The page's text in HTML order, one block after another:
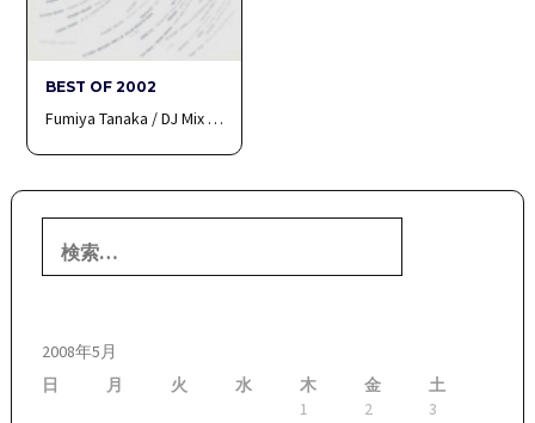
BEST OF 2002
Fumiya Tanaka / DJ Mix …
索:
2008年5月
日
月 火 水 木 金
土
1
2
3